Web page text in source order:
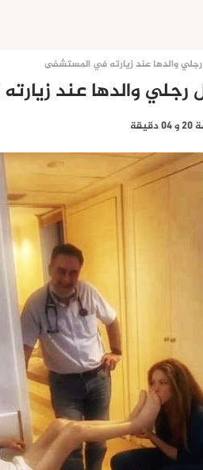
رجلي والدها عند زيارته في المستشفى
رجلي والدها عند